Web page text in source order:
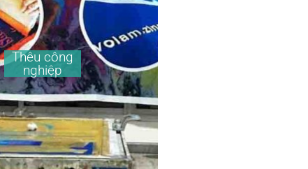
Thêu công
nghiệp